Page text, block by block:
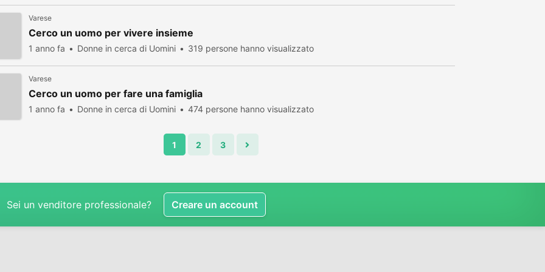
Varese
Cerco un uomo per vivere insieme
1 anno fa Donne in cerca di Uomini 319 persone hanno visualizzato
Varese
Cerco un uomo per fare una famiglia
1 anno fa Donne in cerca di Uomini 474 persone hanno visualizzato
1 2 3
Sei un venditore professionale? Creare un account